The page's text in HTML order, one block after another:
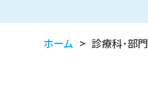
ホーム 診療科･部門